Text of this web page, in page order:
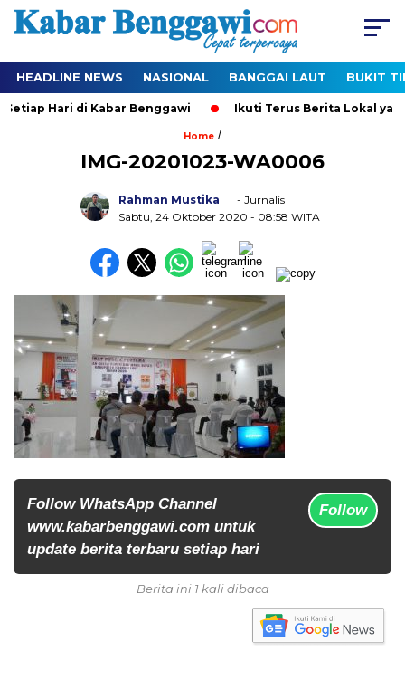
HEADLINE NEWS NASIONAL BANGGAI LAUT BUKIT
Hari di Kabar Benggawi Ikuti Terus Berita Lokal yang
Home /
IMG-20201023-WA0006
Rahman Mustika
- Jurnalis
Sabtu, 24 Oktober 2020 - 08:58 WITA
Follow WhatsApp Channel
www.kabarbenggawi.com untuk
update berita terbaru setiap hari
Follow
Berita ini 1 kali dibaca